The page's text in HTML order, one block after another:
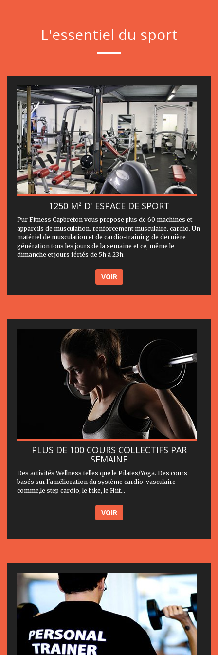
L'essentiel du sport
1250 M² D' ESPACE DE SPORT
Pur Fitness Capbreton vous propose plus de 60 machines et
appareils de musculation, renforcement musculaire, cardio. Un
matériel de musculation et de cardio-training de dernière
génération tous les jours de la semaine et ce, même le
dimanche et jours fériés de 5h à 23h.
VOIR
PLUS DE 100 COURS COLLECTIFS PAR
SEMAINE
Des activités Wellness telles que le Pilates/Yoga. Des cours
basés sur l'amélioration du système cardio-vasculaire
comme,le step cardio, le bike, le Hiit...
VOIR